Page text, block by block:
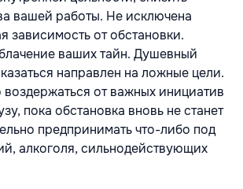
вашей работы. Не исключена
зависимость от обстановки.
ваших тайн. Душевный
направлен на ложные цели.
от важных инициатив
пока обстановка вновь не станет
предпринимать что-либо под
алкоголя, сильнодействующих